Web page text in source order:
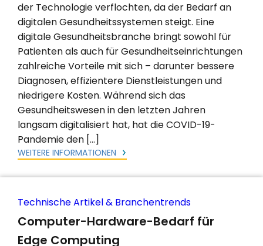
der Technologie verflochten, da der Bedarf an
digitalen Gesundheitssystemen steigt. Eine
digitale Gesundheitsbranche bringt sowohl für
Patienten als auch für Gesundheitseinrichtungen
zahlreiche Vorteile mit sich – darunter bessere
Diagnosen, effizientere Dienstleistungen und
niedrigere Kosten. Während sich das
Gesundheitswesen in den letzten Jahren
langsam digitalisiert hat, hat die COVID-19-
Pandemie den […]
WEITERE INFORMATIONEN
Technische Artikel & Branchentrends
Computer-Hardware-Bedarf für
Edge Computing